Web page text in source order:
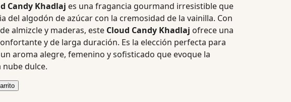
Candy Khadlaj es una fragancia gourmand irresistible que
del algodón de azúcar con la cremosidad de la vainilla. Con
almizcle y maderas, este Cloud Candy Khadlaj ofrece una
y de larga duración. Es la elección perfecta para
aroma alegre, femenino y sofisticado que evoque la
nube dulce.